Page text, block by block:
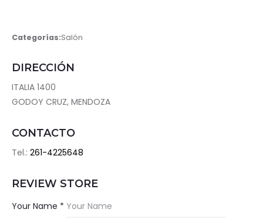
Categorías:Salón
DIRECCIÓN
ITALIA 1400
GODOY CRUZ, MENDOZA
CONTACTO
Tel.: 261-4225648
REVIEW STORE
Your Name *